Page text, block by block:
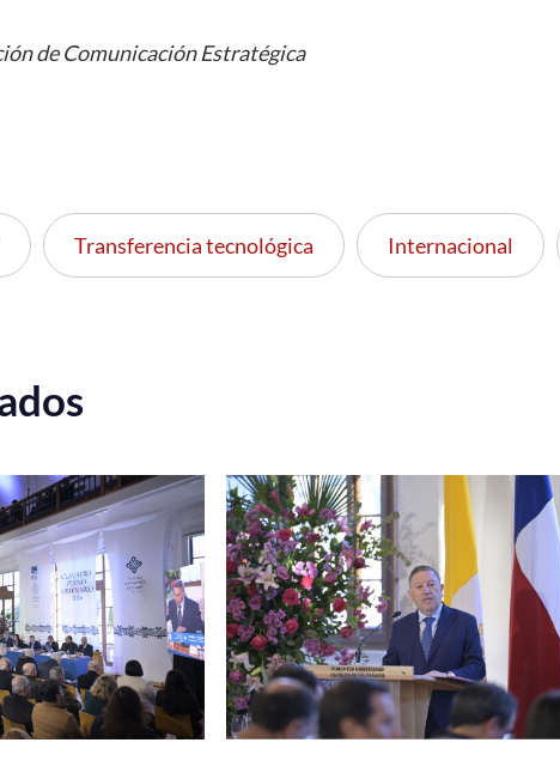
de Comunicación Estratégica
Transferencia tecnológica Internacional